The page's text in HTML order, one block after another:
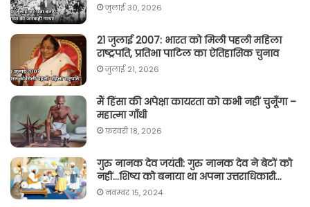
जुलाई 30, 2026
21 जुलाई 2007: भारत को मिली पहली महिला
राष्ट्रपति, प्रतिभा पाटिल का ऐतिहासिक चुनाव
जुलाई 21, 2026
मैं हिंसा की अपेक्षा कायरता को कभी नहीं चुनूँगा –
महात्मा गाँधी
फ़रवरी 18, 2026
गुरु नानक देव जयंती: गुरु नानक देव ने बेटों को
नहीं…शिष्य को बनाया था अपना उत्तराधिकारी…
नवम्बर 15, 2024